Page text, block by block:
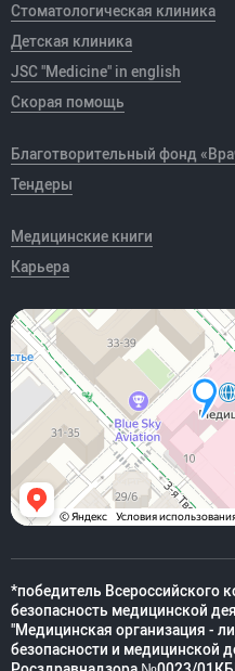
Стоматологическая клиника
Детская клиника
JSC "Medicine" in english
Скорая помощь
Благотворительный фонд
Тендеры
Медицинские книги
Карьера
*победитель Всероссийского
безопасность медицинской
"Медицинская организация -
безопасности и медицинской